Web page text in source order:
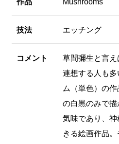
作品 Mushrooms
技法 エッチング
コメント
草間彌生と言
連想する人も
ム（単色）の
の白黒のみで
気味であり、
きる絵画作品